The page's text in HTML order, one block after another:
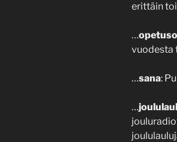
erittäin
…
vuodesta
…sana:
…